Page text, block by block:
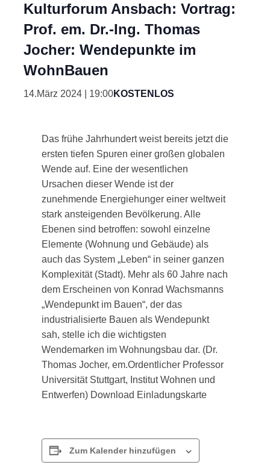
Kulturforum Ansbach: Vortrag:
Prof. em. Dr.-Ing. Thomas
Jocher: Wendepunkte im
WohnBauen
14.März 2024 | 19:00KOSTENLOS
Das frühe Jahrhundert weist bereits jetzt die
ersten tiefen Spuren einer großen globalen
Wende auf. Eine der wesentlichen
Ursachen dieser Wende ist der
zunehmende Energiehunger einer weltweit
stark ansteigenden Bevölkerung. Alle
Ebenen sind betroffen: sowohl einzelne
Elemente (Wohnung und Gebäude) als
auch das System „Leben“ in seiner ganzen
Komplexität (Stadt). Mehr als 60 Jahre nach
dem Erscheinen von Konrad Wachsmanns
„Wendepunkt im Bauen“, der das
industrialisierte Bauen als Wendepunkt
sah, stelle ich die wichtigsten
Wendemarken im Wohnungsbau dar. (Dr.
Thomas Jocher, em.Ordentlicher Professor
Universität Stuttgart, Institut Wohnen und
Entwerfen) Download Einladungskarte
Zum Kalender hinzufügen